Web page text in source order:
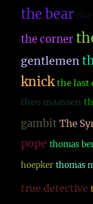
the bear the
the corner
gentlemen
knick the last
theo maassen
gambit The
pope thomas
hoepker thomas
true detective